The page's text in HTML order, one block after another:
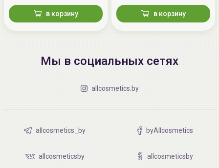
в корзину в корзину
Мы в социальных сетях
allcosmetics.by
allcosmetics_by byAllcosmetics
allcosmeticsby allcosmeticsby